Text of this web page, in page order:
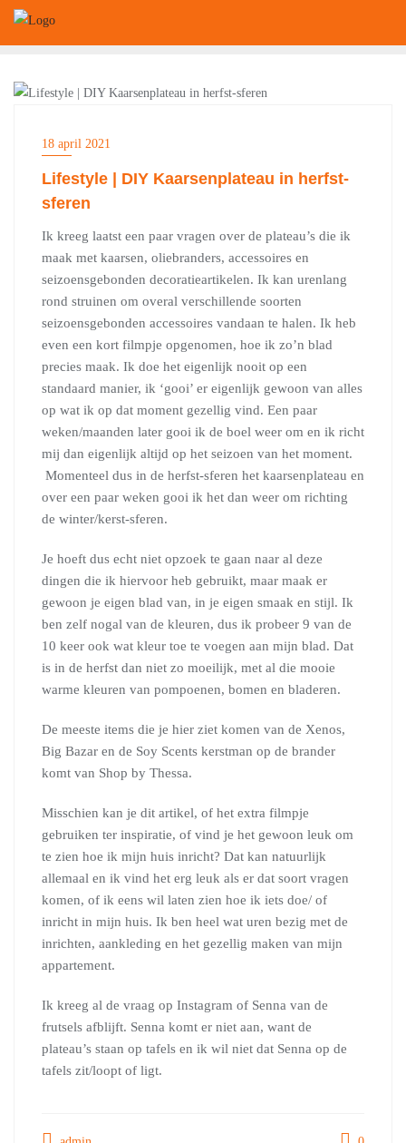
inhoud
18 april 2021
Lifestyle | DIY Kaarsenplateau in herfst-
sferen
Ik kreeg laatst een paar vragen over de plateau’s die ik
maak met kaarsen, oliebranders, accessoires en
seizoensgebonden decoratieartikelen. Ik kan urenlang
rond struinen om overal verschillende soorten
seizoensgebonden accessoires vandaan te halen. Ik heb
even een kort filmpje opgenomen, hoe ik zo’n blad
precies maak. Ik doe het eigenlijk nooit op een
standaard manier, ik ‘gooi’ er eigenlijk gewoon van alles
op wat ik op dat moment gezellig vind. Een paar
weken/maanden later gooi ik de boel weer om en ik richt
mij dan eigenlijk altijd op het seizoen van het moment.
Momenteel dus in de herfst-sferen het kaarsenplateau en
over een paar weken gooi ik het dan weer om richting
de winter/kerst-sferen.
Je hoeft dus echt niet opzoek te gaan naar al deze
dingen die ik hiervoor heb gebruikt, maar maak er
gewoon je eigen blad van, in je eigen smaak en stijl. Ik
ben zelf nogal van de kleuren, dus ik probeer 9 van de
10 keer ook wat kleur toe te voegen aan mijn blad. Dat
is in de herfst dan niet zo moeilijk, met al die mooie
warme kleuren van pompoenen, bomen en bladeren.
De meeste items die je hier ziet komen van de Xenos,
Big Bazar en de Soy Scents kerstman op de brander
komt van Shop by Thessa.
Misschien kan je dit artikel, of het extra filmpje
gebruiken ter inspiratie, of vind je het gewoon leuk om
te zien hoe ik mijn huis inricht? Dat kan natuurlijk
allemaal en ik vind het erg leuk als er dat soort vragen
komen, of ik eens wil laten zien hoe ik iets doe/ of
inricht in mijn huis. Ik ben heel wat uren bezig met de
inrichten, aankleding en het gezellig maken van mijn
appartement.
Ik kreeg al de vraag op Instagram of Senna van de
frutsels afblijft. Senna komt er niet aan, want de
plateau’s staan op tafels en ik wil niet dat Senna op de
tafels zit/loopt of ligt.